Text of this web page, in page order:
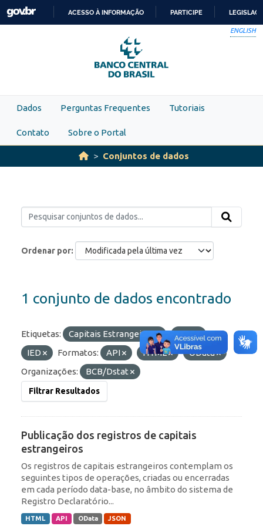
Skip to main content
PARA
O
CONTEÚDO
ACESSO À INFORMAÇÃO PARTICIPE
ENGLISH
Dados Perguntas Frequentes Tutoriais
Contato Sobre o Portal
Conjuntos de dados
Ordenar por
1 conjunto de dados encontrado
Etiquetas: Capitais Estrangeiros
RDE
IED
Formatos: API HTML
OData
Organizações:
BCB/Dstat
Filtrar Resultados
Publicação dos registros de capitais
estrangeiros
Os registros de capitais estrangeiros contemplam os
seguintes tipos de operações, criadas ou encerradas
em cada período data-base, no âmbito do sistema de
Registro Declaratório...
HTML API OData JSON